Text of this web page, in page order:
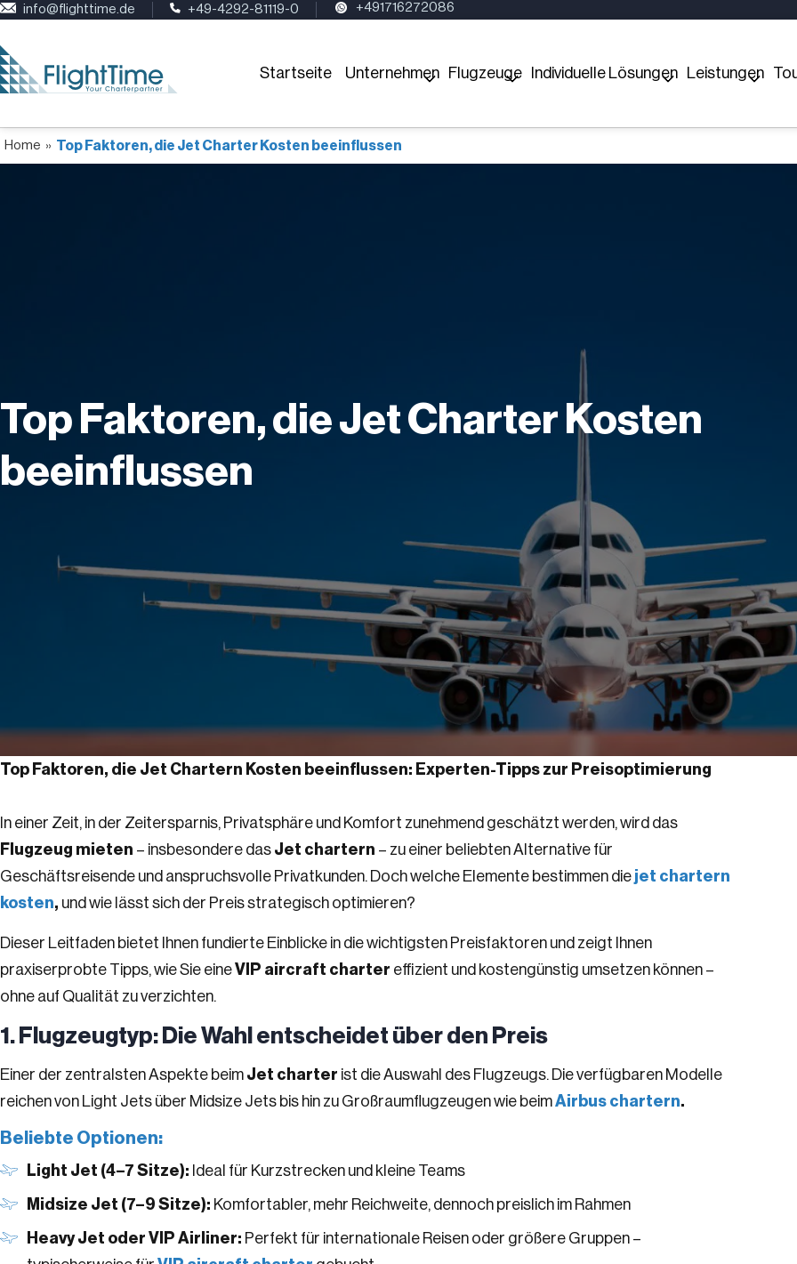
info@flighttime.de +49-4292-81119-0 +491716272086
Startseite Unternehmen Flugzeuge Individuelle Lösungen Leistungen
Home » Top Faktoren, die Jet Charter Kosten beeinflussen
Top Faktoren, die Jet Charter Kosten
beeinflussen
Top Faktoren, die Jet Chartern Kosten beeinflussen: Experten-Tipps zur Preisoptimierung
In einer Zeit, in der Zeitersparnis, Privatsphäre und Komfort zunehmend geschätzt werden, wird das
Flugzeug mieten – insbesondere das Jet chartern – zu einer beliebten Alternative für
Geschäftsreisende und anspruchsvolle Privatkunden. Doch welche Elemente bestimmen die jet chartern
kosten, und wie lässt sich der Preis strategisch optimieren?
Dieser Leitfaden bietet Ihnen fundierte Einblicke in die wichtigsten Preisfaktoren und zeigt Ihnen
praxiserprobte Tipps, wie Sie eineVIP aircraft charter effizient und kostengünstig umsetzen können –
ohne auf Qualität zu verzichten.
1. Flugzeugtyp: Die Wahl entscheidet über den Preis
Einer der zentralsten Aspekte beim Jet charter ist die Auswahl des Flugzeugs. Die verfügbaren Modelle
reichen von Light Jets über Midsize Jets bis hin zu Großraumflugzeugen wie beimAirbus chartern.
Beliebte Optionen:
Light Jet (4–7 Sitze): Ideal für Kurzstrecken und kleine Teams
Midsize Jet (7–9 Sitze): Komfortabler, mehr Reichweite, dennoch preislich im Rahmen
Heavy Jet oder VIP Airliner: Perfekt für internationale Reisen oder größere Gruppen –